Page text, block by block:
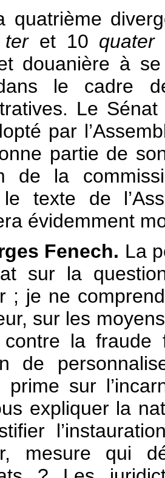
quatrième
teret 10
douanière à
le cadre
Le
par
partie de
de la
texte de
évidemment
Fenech. La
sur la
; je ne
sur les
la fraude
de
prime sur
expliquer la
mesure qui